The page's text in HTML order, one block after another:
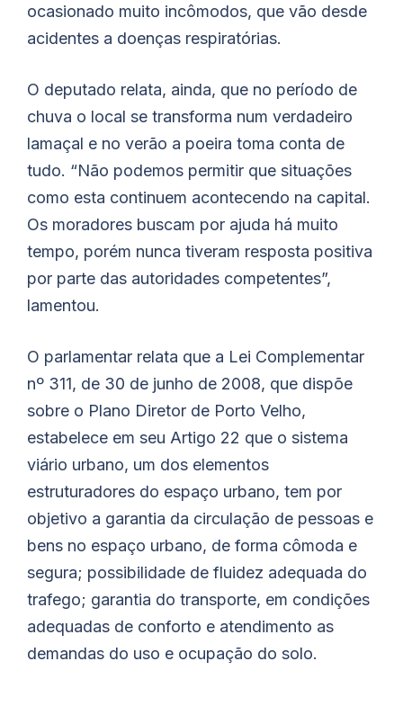
ocasionado muito incômodos, que vão desde
acidentes a doenças respiratórias.
O deputado relata, ainda, que no período de
chuva o local se transforma num verdadeiro
lamaçal e no verão a poeira toma conta de
tudo. “Não podemos permitir que situações
como esta continuem acontecendo na capital.
Os moradores buscam por ajuda há muito
tempo, porém nunca tiveram resposta positiva
por parte das autoridades competentes”,
lamentou.
O parlamentar relata que a Lei Complementar
nº 311, de 30 de junho de 2008, que dispõe
sobre o Plano Diretor de Porto Velho,
estabelece em seu Artigo 22 que o sistema
viário urbano, um dos elementos
estruturadores do espaço urbano, tem por
objetivo a garantia da circulação de pessoas e
bens no espaço urbano, de forma cômoda e
segura; possibilidade de fluidez adequada do
trafego; garantia do transporte, em condições
adequadas de conforto e atendimento as
demandas do uso e ocupação do solo.